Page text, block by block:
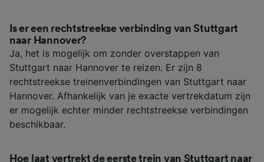
Is er een rechtstreekse verbinding van Stuttgart
naar Hannover?
Ja, het is mogelijk om zonder overstappen van
Stuttgart naar Hannover te reizen. Er zijn 8
rechtstreekse treinenverbindingen van Stuttgart naar
Hannover. Afhankelijk van je exacte vertrekdatum zijn
er mogelijk echter minder rechtstreekse verbindingen
beschikbaar.
Hoe laat vertrekt de eerste trein van Stuttgart naar